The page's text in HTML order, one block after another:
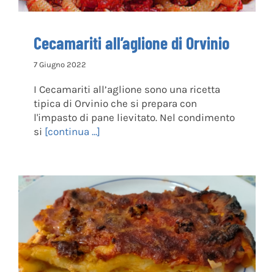
Cecamariti all’aglione di Orvinio
7 Giugno 2022
I Cecamariti all’aglione sono una ricetta
tipica di Orvinio che si prepara con
l'impasto di pane lievitato. Nel condimento
si [continua ...]
Stracci di Antrodoco